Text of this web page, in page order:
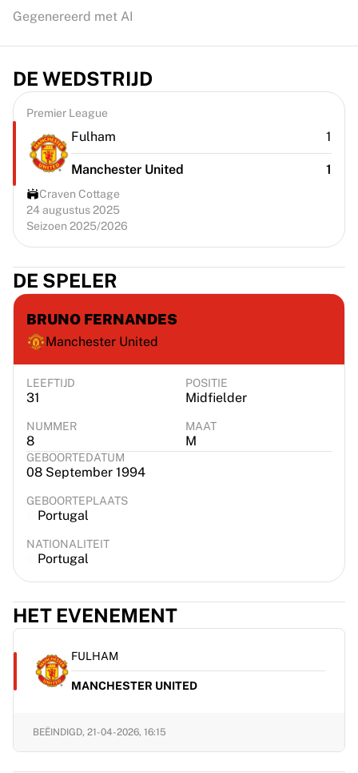
Gegenereerd met AI
DE WEDSTRIJD
Premier League
Fulham 1
Manchester United 1
Craven Cottage
24 augustus 2025
Seizoen 2025/2026
DE SPELER
BRUNO FERNANDES
Manchester United
LEEFTIJD
31
POSITIE
Midfielder
NUMMER
8
MAAT
M
GEBOORTEDATUM
08 September 1994
GEBOORTEPLAATS
Portugal
NATIONALITEIT
Portugal
HET EVENEMENT
FULHAM
MANCHESTER UNITED
BEËINDIGD, 21-04-2026, 16:15